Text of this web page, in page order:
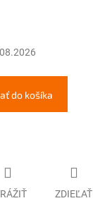
do košíka
ZDIEĽAŤ